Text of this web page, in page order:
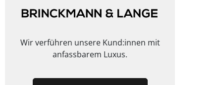
Wir verführen unsere Kund:innen mit
anfassbarem Luxus.